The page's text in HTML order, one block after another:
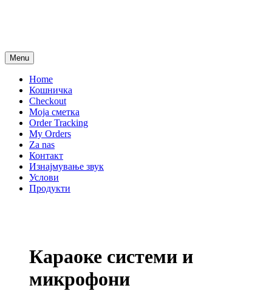
Menu
Home
Кошничка
Checkout
Моја сметка
Order Tracking
My Orders
Za nas
Контакт
Изнајмување звук
Услови
Продукти
Караоке системи и
микрофони